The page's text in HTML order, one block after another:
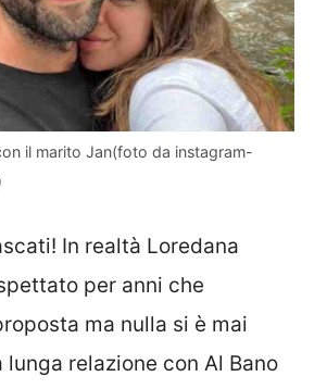
il marito Jan(foto da instagram-
In realtà Loredana
per anni che
ma nulla si è mai
lunga relazione con Al Bano